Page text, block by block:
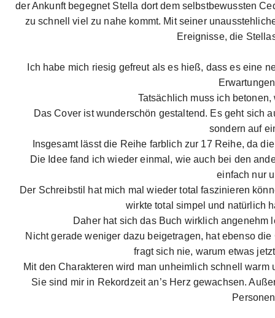
der Ankunft begegnet Stella dort dem selbstbewussten
zu schnell viel zu nahe kommt. Mit seiner
Ereignisse, die
Ich habe mich riesig gefreut als es hieß, dass es eine
Tatsächlich muss ich
Das Cover ist wunderschön gestaltend. Es geht sich
sondern auf
Insgesamt lässt die Reihe farblich zur 17 Reihe, da
Die Idee fand ich wieder einmal, wie auch bei den
einfach nur
Der Schreibstil hat mich mal wieder total faszinieren
wirkte total simpel und natürlich
Daher hat sich das Buch wirklich angenehm
Nicht gerade weniger dazu beigetragen, hat ebenso
fragt sich nie, warum etwas
Mit den Charakteren wird man unheimlich schnell
Sie sind mir in Rekordzeit an’s Herz gewachsen.